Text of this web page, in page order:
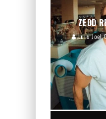
ZEDD
Luis Joel